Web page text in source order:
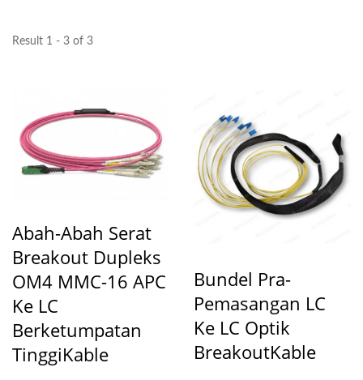
Result 1 - 3 of 3
Abah-Abah Serat
Breakout Dupleks
OM4 MMC-16 APC
Ke LC
Berketumpatan
TinggiKable
Bundel Pra-
Pemasangan LC
Ke LC Optik
BreakoutKable